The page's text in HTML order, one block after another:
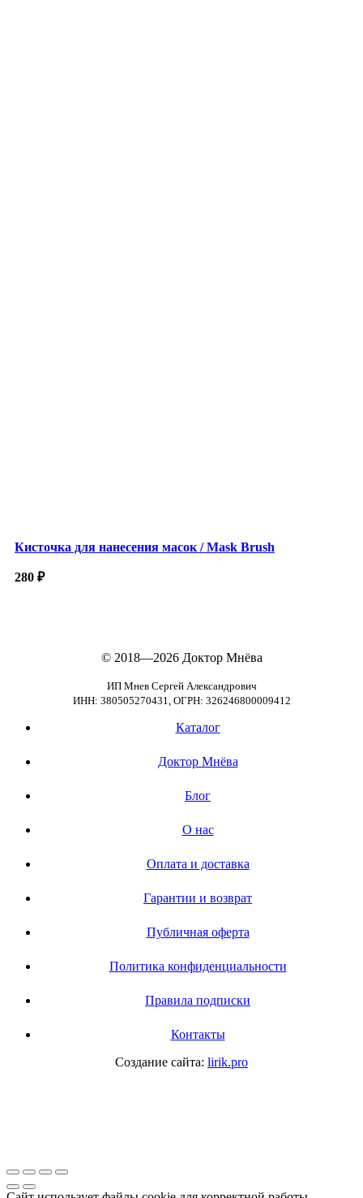
Кисточка для нанесения масок / Mask Brush
280 ₽
© 2018—2026Доктор Мнёва
ИП Мнев Сергей Александрович
ИНН: 380505270431, ОГРН: 326246800009412
Каталог
Доктор Мнёва
Блог
О нас
Оплата и доставка
Гарантии и возврат
Публичная оферта
Политика конфиденциальности
Правила подписки
Контакты
Создание сайта: lirik.pro